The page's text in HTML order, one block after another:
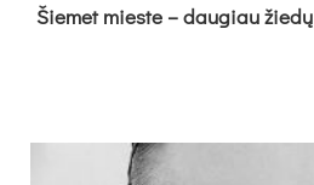
Šie­met mies­te – dau­giau žie­dų